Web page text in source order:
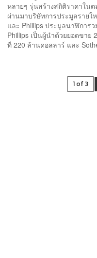
หลายๆ รุ่นสร้างสถิติราคาใน
ผ่านมาบริษัทการประมูลรายใ
และ Phillips ประมูลนาฬิการ
Phillips เป็นผู้นำด้วยยอดขาย
ที่ 220 ล้านดอลลาร์ และ
1 of 3